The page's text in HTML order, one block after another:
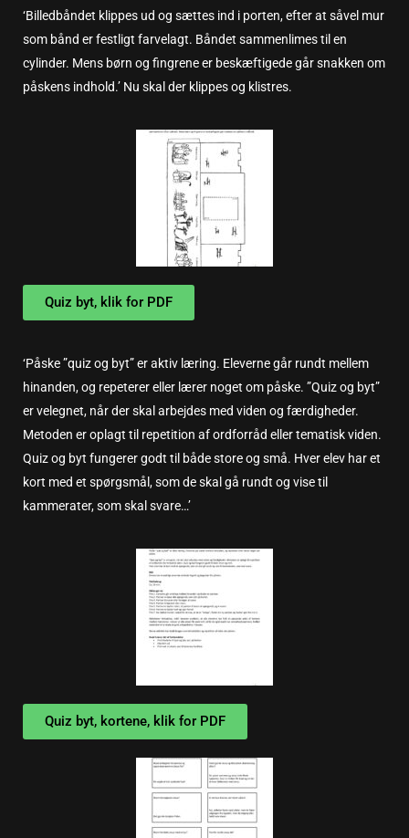
‘Billedbåndet klippes ud og sættes ind i porten, efter at såvel mur
som bånd er festligt farvelagt. Båndet sammenlimes til en
cylinder. Mens børn og fingrene er beskæftigede går snakken om
påskens indhold.’ Nu skal der klippes og klistres.
Quiz byt, klik for PDF
‘Påske ”quiz og byt” er aktiv læring. Eleverne går rundt mellem
hinanden, og repeterer eller lærer noget om påske. ”Quiz og byt”
er velegnet, når der skal arbejdes med viden og færdigheder.
Metoden er oplagt til repetition af ordforråd eller tematisk viden.
Quiz og byt fungerer godt til både store og små. Hver elev har et
kort med et spørgsmål, som de skal gå rundt og vise til
kammerater, som skal svare…’
Quiz byt, kortene, klik for PDF